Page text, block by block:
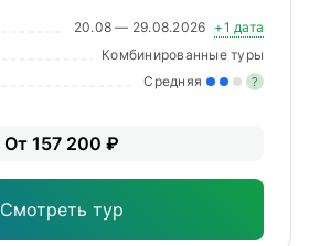
20.08 — 29.08.2026 +1 дата
Комбинированные туры
Средняя ?
От 157 200 ₽
Смотреть тур